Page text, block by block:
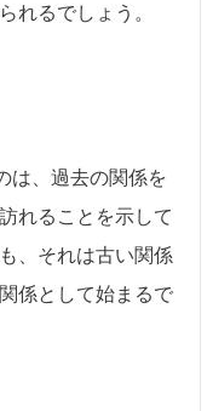
れるでしょう。
は、過去の関係を
れることを示して
、それは古い関係
係として始まるで